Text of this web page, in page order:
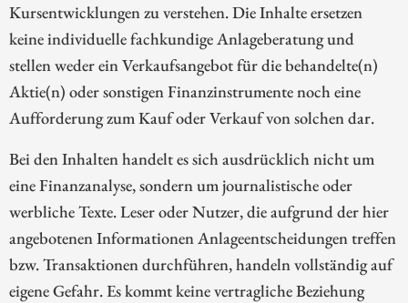
Kursentwicklungen zu verstehen. Die Inhalte ersetzen
keine individuelle fachkundige Anlageberatung und
stellen weder ein Verkaufsangebot für die behandelte(n)
Aktie(n) oder sonstigen Finanzinstrumente noch eine
Aufforderung zum Kauf oder Verkauf von solchen dar.
Bei den Inhalten handelt es sich ausdrücklich nicht um
eine Finanzanalyse, sondern um journalistische oder
werbliche Texte. Leser oder Nutzer, die aufgrund der hier
angebotenen Informationen Anlageentscheidungen treffen
bzw. Transaktionen durchführen, handeln vollständig auf
eigene Gefahr. Es kommt keine vertragliche Beziehung